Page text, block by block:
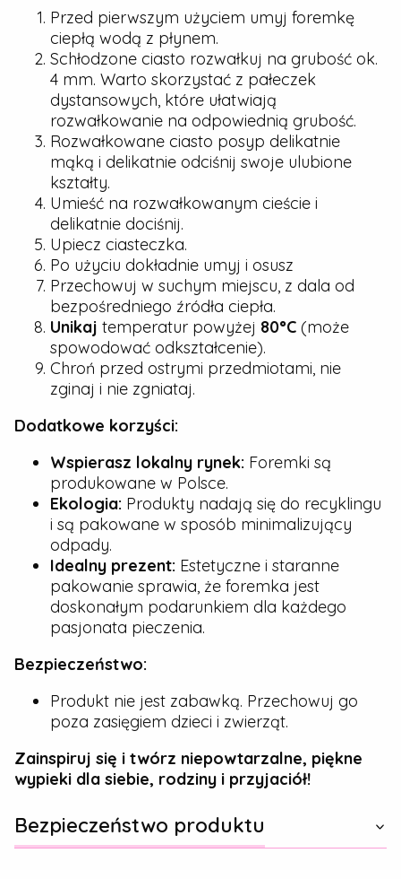
Przed pierwszym użyciem umyj foremkę
ciepłą wodą z płynem.
Schłodzone ciasto rozwałkuj na grubość ok.
4 mm. Warto skorzystać z pałeczek
dystansowych, które ułatwiają
rozwałkowanie na odpowiednią grubość.
Rozwałkowane ciasto posyp delikatnie
mąką i delikatnie odciśnij swoje ulubione
kształty.
Umieść na rozwałkowanym cieście i
delikatnie dociśnij.
Upiecz ciasteczka.
Po użyciu dokładnie umyj i osusz
Przechowuj w suchym miejscu, z dala od
bezpośredniego źródła ciepła.
Unikaj temperatur powyżej 80°C (może
spowodować odkształcenie).
Chroń przed ostrymi przedmiotami, nie
zginaj i nie zgniataj.
Dodatkowe korzyści:
Wspierasz lokalny rynek: Foremki są
produkowane w Polsce.
Ekologia: Produkty nadają się do recyklingu
i są pakowane w sposób minimalizujący
odpady.
Idealny prezent: Estetyczne i staranne
pakowanie sprawia, że foremka jest
doskonałym podarunkiem dla każdego
pasjonata pieczenia.
Bezpieczeństwo:
Produkt nie jest zabawką. Przechowuj go
poza zasięgiem dzieci i zwierząt.
Zainspiruj się i twórz niepowtarzalne, piękne
wypieki dla siebie, rodziny i przyjaciół!
Bezpieczeństwo produktu